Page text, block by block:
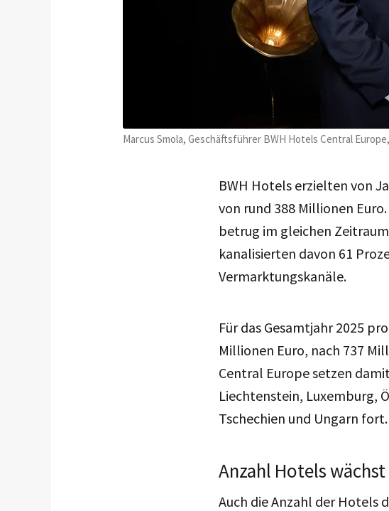
Marcus Smola, Geschäftsführer BWH Hotels Central
BWH Hotels erzielten von
von rund 388 Millionen
betrug im gleichen
kanalisierten davon 61
Vermarktungskanäle.
Für das Gesamtjahr 2025
Millionen Euro, nach 737
Central Europe setzen
Liechtenstein, Luxemburg,
Tschechien und Ungarn fort.
Anzahl Hotels wächst
Auch die Anzahl der Hotels